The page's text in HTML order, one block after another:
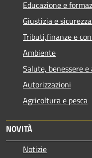
Educazione e
Giustizia e
Tributi,finanze e
Ambiente
Salute, benessere e
Autorizzazioni
Agricoltura e pesca
NOVITÀ
Notizie